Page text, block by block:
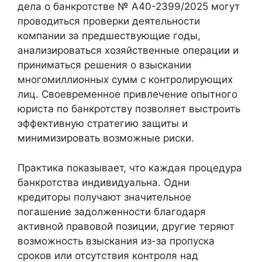
дела о банкротстве № А40-2399/2025 могут
проводиться проверки деятельности
компании за предшествующие годы,
анализироваться хозяйственные операции и
приниматься решения о взыскании
многомиллионных сумм с контролирующих
лиц. Своевременное привлечение опытного
юриста по банкротству позволяет выстроить
эффективную стратегию защиты и
минимизировать возможные риски.
Практика показывает, что каждая процедура
банкротства индивидуальна. Одни
кредиторы получают значительное
погашение задолженности благодаря
активной правовой позиции, другие теряют
возможность взыскания из-за пропуска
сроков или отсутствия контроля над